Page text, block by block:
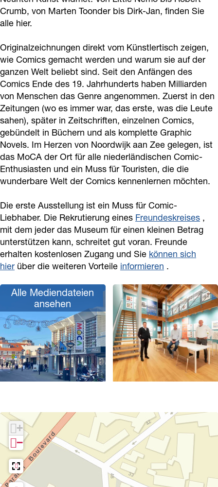
m
A
r
t
C
i
c
A
r
t
f
m
i
c
A
r
t
o
c
A
r
t
o
o
m
i
c
A
r
t
Crumb, von Marten Toonder bis Dirk-Jan, finden Sie
alle hier.
Originalzeichnungen direkt vom Künstlertisch zeigen,
wie Comics gemacht werden und warum sie auf der
ganzen Welt beliebt sind. Seit den Anfängen des
Comics Ende des 19. Jahrhunderts haben Milliarden
von Menschen das Genre angenommen. Zuerst in den
Zeitungen (wo es immer war, das erste, was die Leute
sahen), später in Zeitschriften, einzelnen Comics,
gebündelt in Büchern und als komplette Graphic
Novels. Im Herzen von Noordwijk aan Zee gelegen, ist
das MoCA der Ort für alle niederländischen Comic-
Enthusiasten und ein Muss für Touristen, die die
wunderbare Welt der Comics kennenlernen möchten.
Die erste Ausstellung ist ein Muss für Comic-
Liebhaber. Die Rekrutierung eines Freundeskreises ,
mit dem jeder das Museum für einen kleinen Betrag
unterstützen kann, schreitet gut voran. Freunde
erhalten kostenlosen Zugang und Sie können sich
hier über die weiteren Vorteile informieren .
Alle Mediendateien
ansehen
p
u
p
m
i
t
+
−